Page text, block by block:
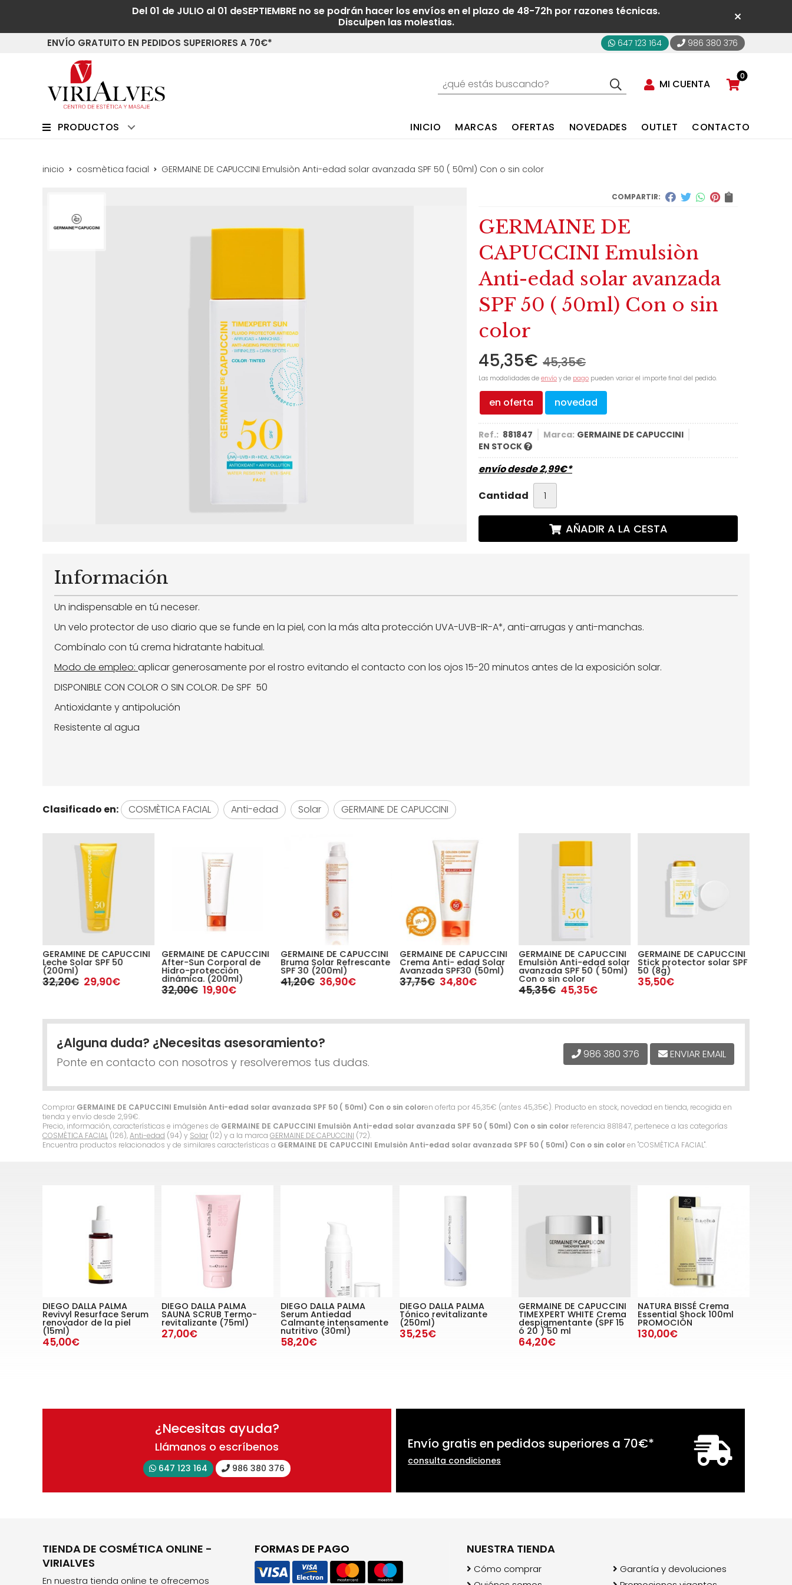
Del 01 de JULIO al 01 deSEPTIEMBRE no se podrán hacer los envíos en el plazo de 48-72h por razones técnicas.
Disculpen las molestias.
ENVÍO GRATUITO EN PEDIDOS SUPERIORES A 70€* 647 123 164 986 380 376
MI CUENTA
0
PRODUCTOS INICIO MARCAS OFERTAS NOVEDADES OUTLET CONTACTO
inicio cosmètica facial GERMAINE DE CAPUCCINI Emulsiòn Anti-edad solar avanzada SPF 50 ( 50ml) Con o sin color
COMPARTIR:
GERMAINE DE
CAPUCCINI Emulsiòn
Anti-edad solar avanzada
SPF 50 ( 50ml) Con o sin
color
45,35€ 45,35€
Las modalidades de envío y de pago pueden variar el importe final del pedido.
en oferta novedad
Ref.: 881847 Marca: GERMAINE DE CAPUCCINI
EN STOCK
envío desde2,99€*
Cantidad
AÑADIR A LA CESTA
Comprar GERMAINE DE CAPUCCINI Emulsiòn Anti-edad solar avanzada SPF 50 ( 50ml) Con o sin coloren oferta por45,35€ (antes 45,35€). Producto en stock, novedad en tienda, recogida en
tienda y envío desde 2,99€.
Precio, información, características e imágenes de GERMAINE DE CAPUCCINI Emulsiòn Anti-edad solar avanzada SPF 50 ( 50ml) Con o sin color referencia 881847, pertenece a las categorías
COSMÈTICA FACIAL (126),Anti-edad (94) y Solar (12) y a la marca GERMAINE DE CAPUCCINI (72).
Encuentra productos relacionados y de similares características a GERMAINE DE CAPUCCINI Emulsiòn Anti-edad solar avanzada SPF 50 ( 50ml) Con o sin coloren "COSMÈTICA FACIAL".
Información
Un indispensable en tú neceser.
Un velo protector de uso diario que se funde en la piel, con la más alta protección UVA-UVB-IR-A*, anti-arrugas y anti-manchas.
Combínalo con tú crema hidratante habitual.
Modo de empleo: aplicar generosamente por el rostro evitando el contacto con los ojos 15-20 minutos antes de la exposición solar.
DISPONIBLE CON COLOR O SIN COLOR. De SPF 50
Antioxidante y antipolución
Resistente al agua
Clasificado en: COSMÈTICA FACIAL Anti-edad Solar GERMAINE DE CAPUCCINI
GERAMINE DE CAPUCCINI
Leche Solar SPF 50
(200ml)
32,20€ 29,90€
GERMAINE DE CAPUCCINI
After-Sun Corporal de
Hidro-protección
dinámica. (200ml)
32,00€ 19,90€
GERMAINE DE CAPUCCINI
Bruma Solar Refrescante
SPF 30 (200ml)
41,20€ 36,90€
GERMAINE DE CAPUCCINI
Crema Anti- edad Solar
Avanzada SPF30 (50ml)
37,75€ 34,80€
GERMAINE DE CAPUCCINI
Emulsiòn Anti-edad solar
avanzada SPF 50 ( 50ml)
Con o sin color
45,35€ 45,35€
GERMAINE DE CAPUCCINI
Stick protector solar SPF
50 (8g)
35,50€
¿Alguna duda? ¿Necesitas asesoramiento?
Ponte en contacto con nosotros y resolveremos tus dudas.
986 380 376 ENVIAR EMAIL
DIEGO DALLA PALMA
Revivyl Resurface Serum
renovador de la piel
(15ml)
45,00€
DIEGO DALLA PALMA
SAUNA SCRUB Termo-
revitalizante (75ml)
27,00€
DIEGO DALLA PALMA
Serum Antiedad
Calmante intensamente
nutritivo (30ml)
58,20€
DIEGO DALLA PALMA
Tónico revitalizante
(250ml)
35,25€
GERMAINE DE CAPUCCINI
TIMEXPERT WHITE Crema
despigmentante (SPF 15
ó 20 ) 50 ml
64,20€
NATURA BISSÉ Crema
Essential Shock 100ml
PROMOCIÓN
130,00€
¿Necesitas ayuda?
Llámanos o escríbenos
647 123 164 986 380 376
Envío gratis en pedidos superiores a 70€*
consulta condiciones
TIENDA DE COSMÉTICA ONLINE -
VIRIALVES
En nuestra tienda online te ofrecemos
FORMAS DE PAGO NUESTRA TIENDA
Cómo comprar
Garantía y devoluciones